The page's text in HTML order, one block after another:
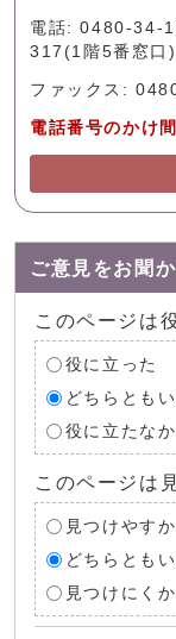
電話: 0480-34-
317(1階5番窓口)
ファックス:
電話番号のかけ
ご意見をお聞
このページは
役に立った
どちらとも
役に立たな
このページは
見つけやす
どちらとも
見つけにく